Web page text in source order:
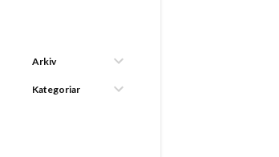
Arkiv
Kategoriar